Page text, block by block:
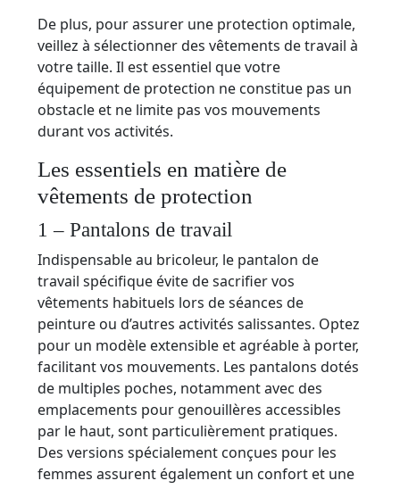
De plus, pour assurer une protection optimale,
veillez à sélectionner des vêtements de travail à
votre taille. Il est essentiel que votre
équipement de protection ne constitue pas un
obstacle et ne limite pas vos mouvements
durant vos activités.
Les essentiels en matière de
vêtements de protection
1 – Pantalons de travail
Indispensable au bricoleur, le pantalon de
travail spécifique évite de sacrifier vos
vêtements habituels lors de séances de
peinture ou d’autres activités salissantes. Optez
pour un modèle extensible et agréable à porter,
facilitant vos mouvements. Les pantalons dotés
de multiples poches, notamment avec des
emplacements pour genouillères accessibles
par le haut, sont particulièrement pratiques.
Des versions spécialement conçues pour les
femmes assurent également un confort et une